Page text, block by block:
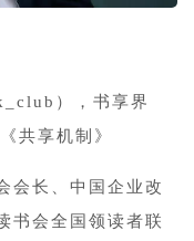
）
，书享界
共享机制》
会长、中国企业改
书会全国领读者联